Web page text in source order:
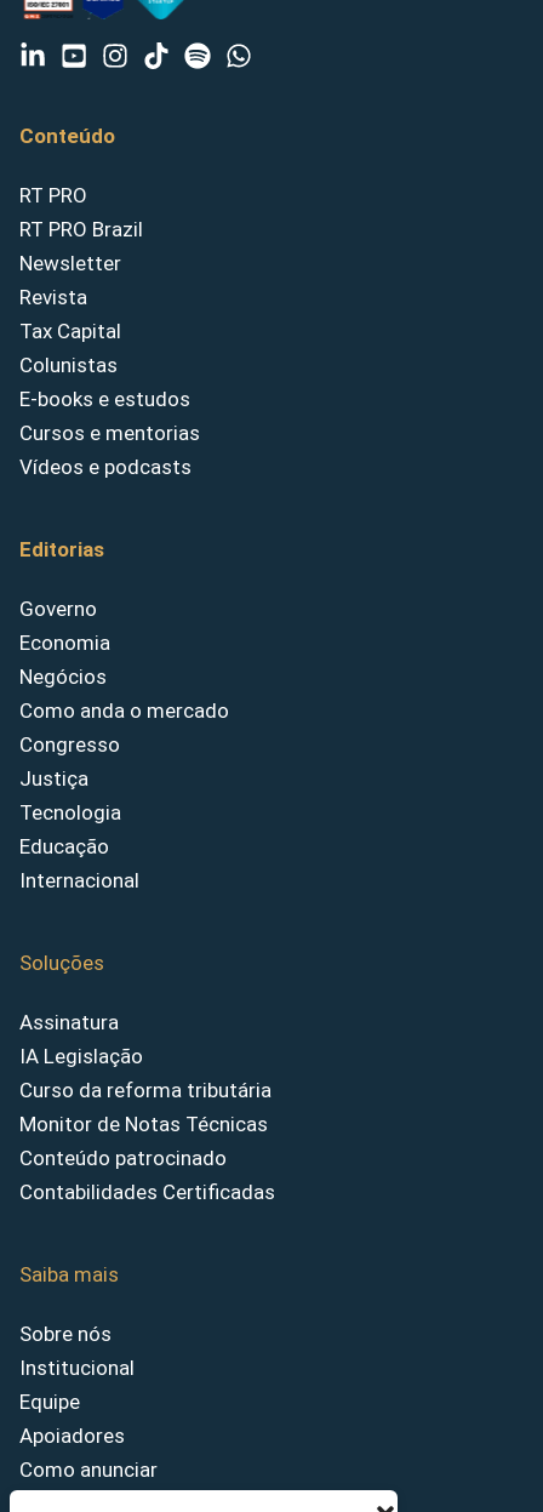
Conteúdo
RT PRO
RT PRO Brazil
Newsletter
Revista
Tax Capital
Colunistas
E-books e estudos
Cursos e mentorias
Vídeos e podcasts
Editorias
Governo
Economia
Negócios
Como anda o mercado
Congresso
Justiça
Tecnologia
Educação
Internacional
Soluções
Assinatura
IA Legislação
Curso da reforma tributária
Monitor de Notas Técnicas
Conteúdo patrocinado
Contabilidades Certificadas
Saiba mais
Sobre nós
Institucional
Equipe
Apoiadores
Como anunciar